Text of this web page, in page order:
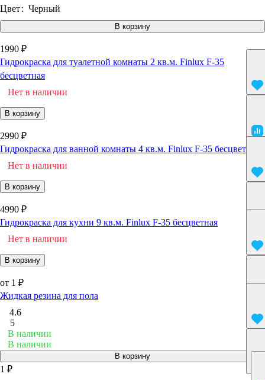
В корзину
Цвет: Черный
1990 ₽
Гидрокраска для туалетной комнаты 2 кв.м. Finlux F-35
бесцветная
Нет в наличии
В корзину
2990 ₽
Гидрокраска для ванной комнаты 4 кв.м. Finlux F-35 бесцветная
Нет в наличии
В корзину
4990 ₽
Гидрокраска для кухни 9 кв.м. Finlux F-35 бесцветная
Нет в наличии
В корзину
от 1 ₽
Жидкая резина для пола
4.6
5
В наличии
В наличии
В корзину
1 ₽